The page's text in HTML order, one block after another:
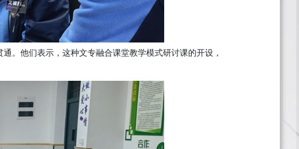
。他们表示，这种文专融合课堂教学模式研讨课的开设，